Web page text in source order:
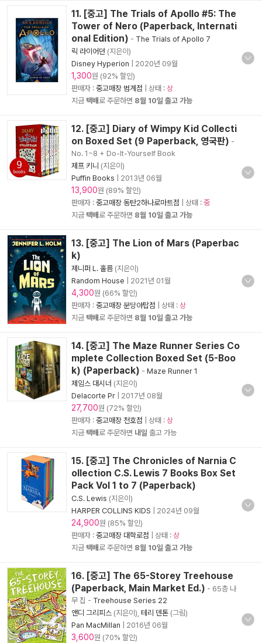
11. [중고] The Trials of Apollo #5: The
Tower of Nero (Paperback, Internati
onal Edition) - The Trials of Apollo 7
릭 라이어던 (지은이)
Disney Hyperion
2020년 09월
1,300원 (92% 할인)
판매자 : 중고매장 범계점 | 상태 : 상
지금 택배로 주문하면 8월 10일 출고 가능
12. [중고] Diary of Wimpy Kid Collecti
on Boxed Set (9 Paperback, 영국판) -
No. 1~8 + Do-It-Yourself Book
제프 키니 (지은이)
Puffin Books
2013년 06월
13,900원 (89% 할인)
판매자 : 중고매장 동탄2하나로마트점 | 상태 : 중
지금 택배로 주문하면 8월 10일 출고 가능
13. [중고] The Lion of Mars (Paperbac
k)
제니퍼 L. 홀름 (지은이)
Random House
2021년 01월
4,300원 (66% 할인)
판매자 : 중고매장 분당야탑점 | 상태 : 상
지금 택배로 주문하면 8월 10일 출고 가능
14. [중고] The Maze Runner Series Co
mplete Collection Boxed Set (5-Boo
k) (Paperback) - Maze Runner 1
제임스 대시너 (지은이)
Delacorte Pr
2017년 08월
27,700원 (72% 할인)
판매자 : 중고매장 천호점 | 상태 : 상
지금 택배로 주문하면 내일 출고 가능
15. [중고] The Chronicles of Narnia C
ollection C.S. Lewis 7 Books Box Set
Pack Vol 1 to 7 (Paperback)
C.S. Lewis (지은이)
HARPER COLLINS KIDS
2024년 09월
24,900원 (85% 할인)
판매자 : 중고매장 대학로점 | 상태 : 상
지금 택배로 주문하면 8월 10일 출고 가능
16. [중고] The 65-Storey Treehouse
(Paperback, Main Market Ed.) - 65층 나
무 집 - Treehouse Series 22
앤디 그리피스 (지은이), 테리 덴톤 (그림)
Pan MacMillan
2016년 06월
3,600원 (70% 할인)